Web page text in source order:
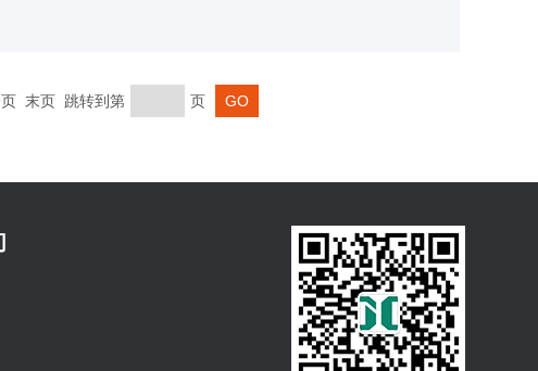
末页 跳转到第 页